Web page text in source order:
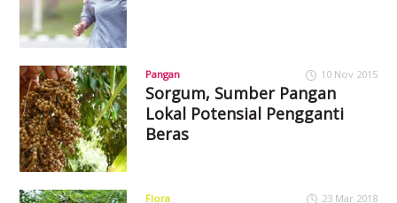
Pangan 10 Nov 2015
Sorgum, Sumber Pangan
Lokal Potensial Pengganti
Beras
Flora 23 Mar 2018